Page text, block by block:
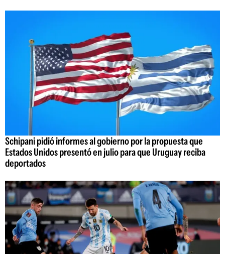
Schipani pidió informes al gobierno por la propuesta que
Estados Unidos presentó en julio para que Uruguay reciba
deportados